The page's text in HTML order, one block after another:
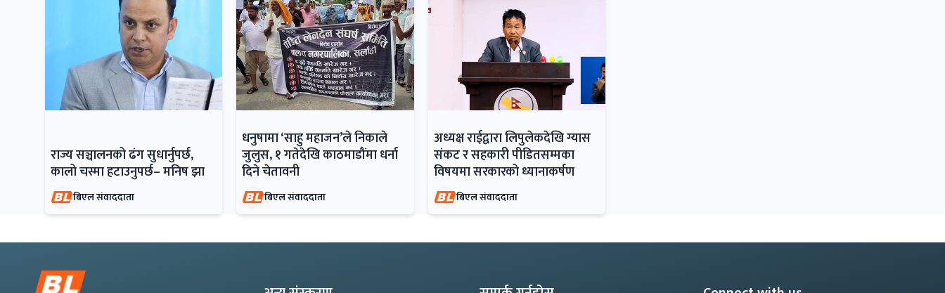
राज्य सञ्चालनको ढंग सुधार्नुपर्छ,
कालो चस्मा हटाउनुपर्छ– मनिष झा
बिएल संवाददाता
धनुषामा ‘साहु महाजन’ले निकाले
जुलुस, १ गतेदेखि काठमाडौंमा धर्ना
दिने चेतावनी
बिएल संवाददाता
अध्यक्ष राईद्वारा लिपुलेकदेखि ग्यास
संकट र सहकारी पीडितसम्मका
विषयमा सरकारको ध्यानाकर्षण
बिएल संवाददाता